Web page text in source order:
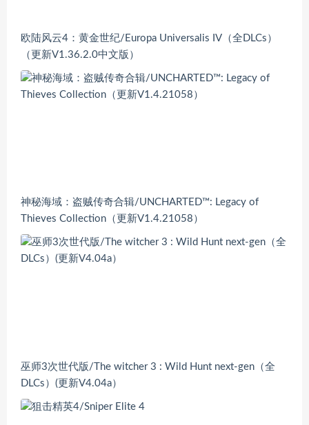
欧陆风云4：黄金世纪/Europa Universalis IV（全DLCs）
（更新V1.36.2.0中文版）
神秘海域：盗贼传奇合辑/UNCHARTED™: Legacy of
Thieves Collection（更新V1.4.21058）
巫师3次世代版/The witcher 3 : Wild Hunt next-gen（全
DLCs）(更新V4.04a）